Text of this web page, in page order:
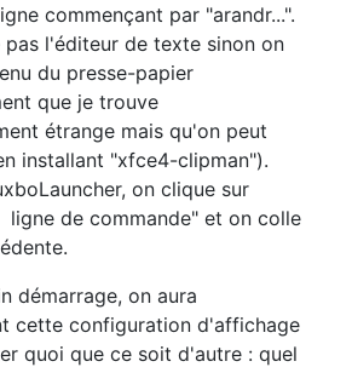
commençant par "arandr...".
pas l'éditeur de texte sinon on
du presse-papier
que je trouve
étrange mais qu'on peut
installant "xfce4-clipman").
on clique sur
ligne de commande" et on colle
démarrage, on aura
cette configuration d'affichage
quoi que ce soit d'autre : quel